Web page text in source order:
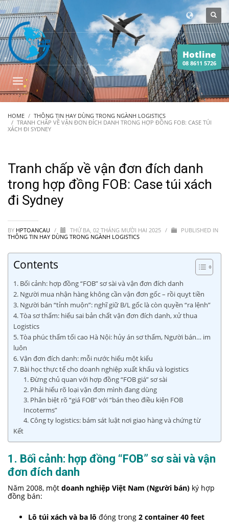
Hotline
08 8611 5726
HOME
THÔNG TIN HAY DÙNG TRONG NGÀNH LOGISTICS
TRANH CHẤP VỀ VẬN ĐƠN ĐÍCH DANH TRONG HỢP ĐỒNG FOB: CASE TÚI
XÁCH ĐI SYDNEY
Tranh chấp về vận đơn đích danh
trong hợp đồng FOB: Case túi xách
đi Sydney
BY HPTOANCAU / THỨ BA, 02 THÁNG MƯỜI HAI 2025 /
PUBLISHED IN
THÔNG TIN HAY DÙNG TRONG NGÀNH LOGISTICS
Contents
1. Bối cảnh: hợp đồng “FOB” sơ sài và vận đơn đích danh
2. Người mua nhận hàng không cần vận đơn gốc – rồi quỵt tiền
3. Người bán “tỉnh muộn”: nghĩ giữ B/L gốc là còn quyền “ra lệnh”
4. Tòa sơ thẩm: hiểu sai bản chất vận đơn đích danh, xử thua
Logistics
5. Tòa phúc thẩm tối cao Hà Nội: hủy án sơ thẩm, Người bán… im
luôn
6. Vận đơn đích danh: mỗi nước hiểu một kiểu
7. Bài học thực tế cho doanh nghiệp xuất khẩu và logistics
1. Đừng chủ quan với hợp đồng “FOB giá” sơ sài
2. Phải hiểu rõ loại vận đơn mình đang dùng
3. Phân biệt rõ “giá FOB” với “bán theo điều kiện FOB
Incoterms”
4. Công ty logistics: bám sát luật nơi giao hàng và chứng từ
Kết
1. Bối cảnh: hợp đồng “FOB” sơ sài và vận
đơn đích danh
Năm 2008, một doanh nghiệp Việt Nam (Người bán) ký hợp
đồng bán:
Lô túi xách và ba lô đóng trong 2 container 40 feet